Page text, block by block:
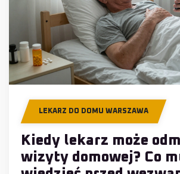
LEKARZ DO DOMU WARSZAWA
Kiedy lekarz może
wizyty domowej? Co